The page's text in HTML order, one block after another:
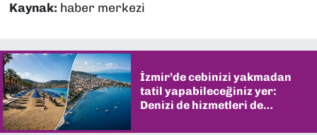
Kaynak: haber merkezi
İzmir’de cebinizi yakmadan
tatil yapabileceğiniz yer:
Denizi de hizmetleri de